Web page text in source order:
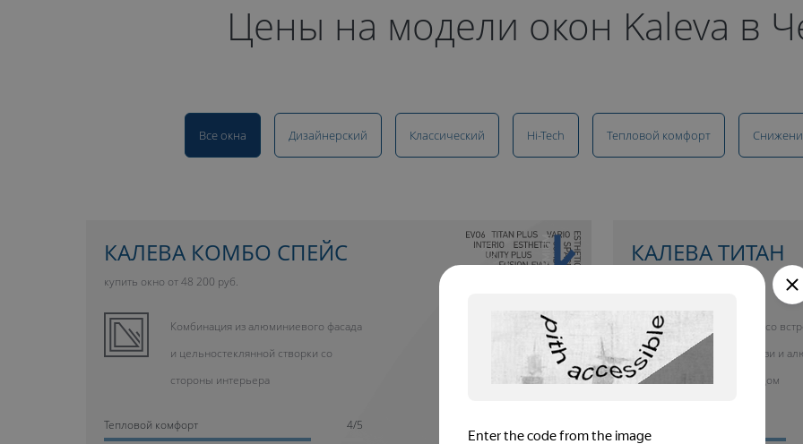
Цены на модели окон Kaleva в
Все окна Дизайнерский Классический Hi-Tech Тепловой комфорт
10 ЛЕТ ГАРАНТИИ
КАЛЕВА КОМБО СПЕЙС
купить окно от 48 200 руб.
Комбинация из алюминиевого фасада
и цельностеклянной створки со
стороны интерьера
Тепловой комфорт 4/5
КАЛЕВА ТИТАН
купить окно от 26 700 руб.
Окно со
жалюзи и
фасадом